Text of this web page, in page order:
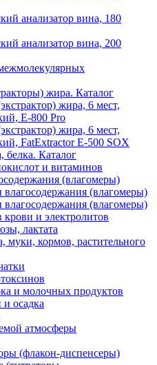
анализатор вина, 180
анализатор вина, 200
жира. Каталог
жира, 6 мест,
E-800 Pro
жира, 6 мест,
FatExtractor E-500 SOX
белка. Каталог
и витаминов
(влагомеры)
влагосодержания (влагомеры)
влагосодержания (влагомеры)
крови и электролитов
лактата
муки, кормов, растительного
и молочных продуктов
осадка
атмосферы
(флакон-диспенсеры)